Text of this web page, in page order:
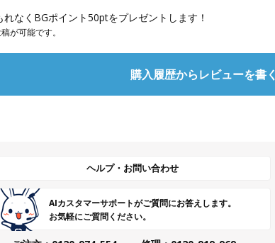
なくBGポイント50ptをプレゼントします！
が可能です。
購入履歴からレビューを書く
ヘルプ・お問い合わせ
AIカスタマーサポートがご質問にお答えします。
お気軽にご質問ください。